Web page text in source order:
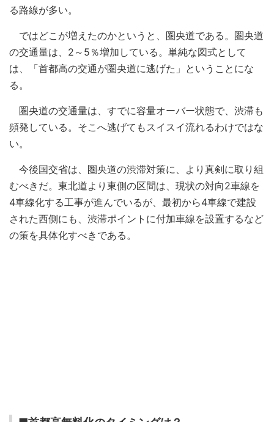
る路線が多い。
ではどこが増えたのかというと、圏央道である。圏央道
の交通量は、2～5％増加している。単純な図式として
は、「首都高の交通が圏央道に逃げた」ということにな
る。
圏央道の交通量は、すでに容量オーバー状態で、渋滞も
頻発している。そこへ逃げてもスイスイ流れるわけではな
い。
今後国交省は、圏央道の渋滞対策に、より真剣に取り組
むべきだ。東北道より東側の区間は、現状の対向2車線を
4車線化する工事が進んでいるが、最初から4車線で建設
された西側にも、渋滞ポイントに付加車線を設置するなど
の策を具体化すべきである。